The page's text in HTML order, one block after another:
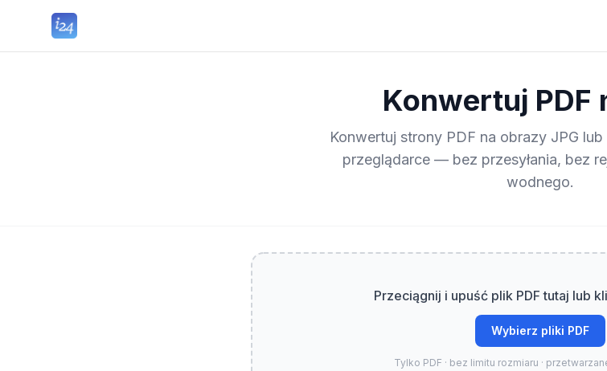
Konwertuj PDF
Konwertuj strony PDF na obrazy JPG
przeglądarce — bez przesyłania, bez
wodnego.
Przeciągnij i upuść plik PDF tutaj lub
Wybierz pliki PDF
Tylko PDF · bez limitu rozmiaru ·